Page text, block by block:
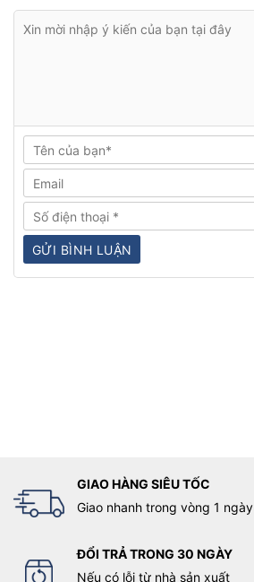
GIAO HÀNG SIÊU TỐC
Giao nhanh trong vòng 1 ngày
ĐỔI TRẢ TRONG 30 NGÀY
Nếu có lỗi từ nhà sản xuất